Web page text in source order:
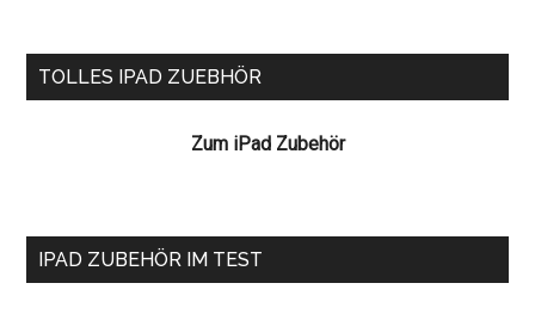
Seitenspalte
TOLLES IPAD ZUEBHÖR
Zum iPad Zubehör
IPAD ZUBEHÖR IM TEST